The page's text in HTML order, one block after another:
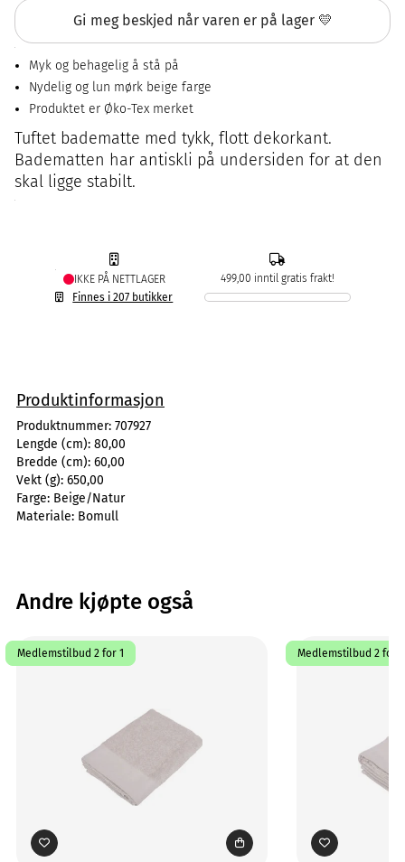
Gi meg beskjed når varen er på lager 💛
Myk og behagelig å stå på
Nydelig og lun mørk beige farge
Produktet er Øko-Tex merket
Tuftet badematte med tykk, flott dekorkant.
Badematten har antiskli på undersiden for at den
skal ligge stabilt.
IKKE PÅ NETTLAGER
Finnes i 207 butikker
499,00 inntil gratis frakt!
Produktinformasjon
Produktnummer: 707927
Lengde (cm): 80,00
Bredde (cm): 60,00
Vekt (g): 650,00
Farge: Beige/Natur
Materiale: Bomull
Andre kjøpte også
Medlemstilbud 2 for 1 Medlemstilbud 2 for 1